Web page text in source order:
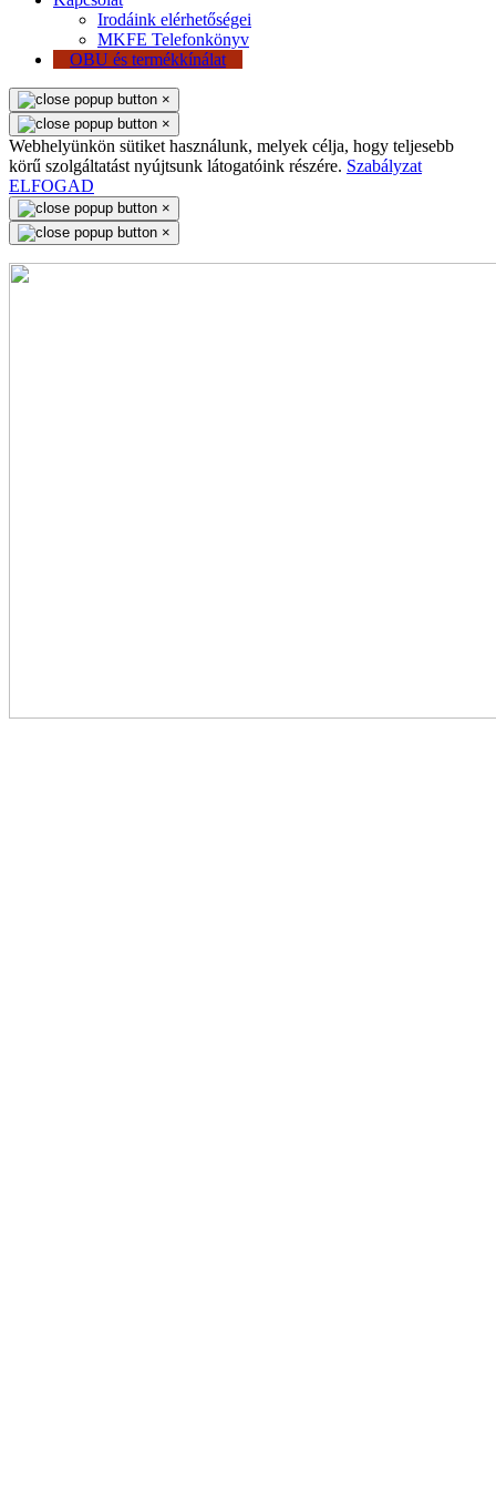
Irodáink elérhetőségei
MKFE Telefonkönyv
OBU és termékkínálat
×
×
Webhelyünkön sütiket használunk, melyek célja, hogy teljesebb
körű szolgáltatást nyújtsunk látogatóink részére. Szabályzat
ELFOGAD
×
×